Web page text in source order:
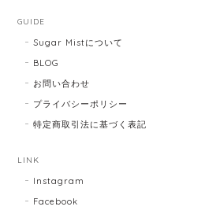
GUIDE
Sugar Mistについて
BLOG
お問い合わせ
プライバシーポリシー
特定商取引法に基づく表記
LINK
Instagram
Facebook